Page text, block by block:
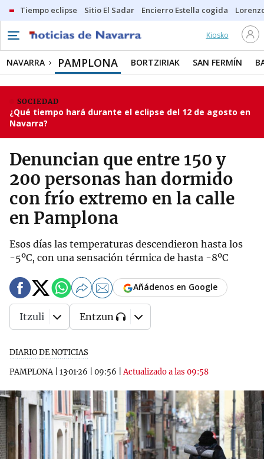
Tiempo eclipse Sitio El Sadar Encierro Estella cogida
Kiosko
NAVARRA PAMPLONA BORTZIRIAK SAN FERMÍN
SOCIEDAD
¿Qué tiempo hará durante el eclipse del 12 de agosto en
Navarra?
Denuncian que entre 150 y
200 personas han dormido
con frío extremo en la calle
en Pamplona
Esos días las temperaturas descendieron hasta los
-5ºC, con una sensación térmica de hasta -8ºC
DIARIO DE NOTICIAS
PAMPLONA| 13·01·26 09:56 |Actualizado a las 09:58
Añádenos en Google
Itzuli Entzun